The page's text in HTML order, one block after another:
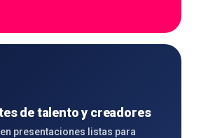
de talento y creadores
presentaciones listas para